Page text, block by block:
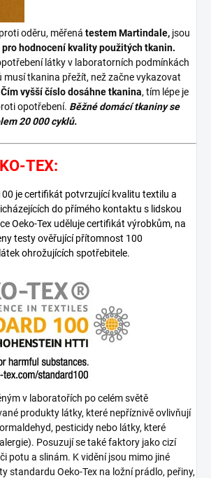
oděru, měřená testem Martindale, jsou
pro hodnocení kvality použitých tkanin.
látky v laboratorních podmínkách
musí tkanina přežít, než začne vykazovat
Čím vyšší číslo dosáhne tkanina, tím lépe je
opotřebení. Běžné domácí tkaniny se
20 000 cyklů.
TEX:
je certifikát potvrzující kvalitu textilu a
do přímého kontaktu s lidskou
Oeko-Tex uděluje certifikát výrobkům, na
testy ověřující přítomnost 100
ohrožujících spotřebitele.
v laboratořích po celém světě
produkty látky, které nepříznivě ovlivňují
pesticidy nebo látky, které
Posuzují se také faktory jako cizí
potu a slinám. K vidění jsou mimo jiné
standardu Oeko-Tex na ložní prádlo, peřiny,